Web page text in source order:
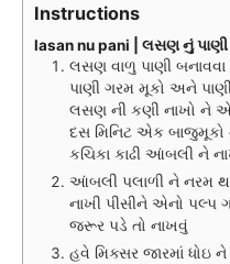
Instructions
lasan nu pani | લસણ નું પાણી
લસણ વાળુ પાણી
પાણી ગરમ મૂકો અને
લસણ ની કણી નાખો ને
દસ મિનિટ એક બાજુમૂકો
કચિકા કાઢી આંબલી ને
આંબલી પલાળી ને નરમ
નાખી પીસીને એનો પલ્પ
જરૂર પડે તો નાખવું
હવે મિક્સર જારમાં ધોઇ ને